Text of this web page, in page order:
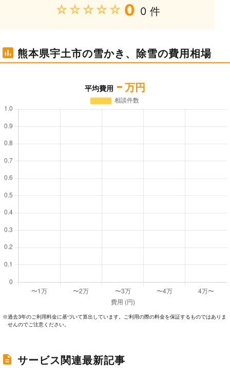
★★★★★ 0 0 件
熊本県宇土市の雪かき、除雪の費用相場
平均費用 - 万円
※過去3年のご利⽤料⾦に基づいて算出しています。ご利⽤の際の料⾦を保証するものではありま
せんのでご注意ください。
サービス関連最新記事